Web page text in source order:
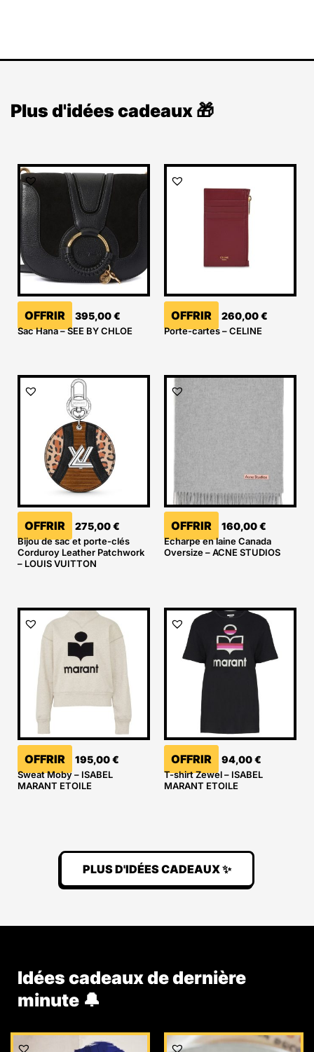
Plus d'idées cadeaux 🎁
OFFRIR 395,00€
Sac Hana – SEE BY CHLOE
OFFRIR 260,00€
Porte-cartes – CELINE
OFFRIR 275,00€
Bijou de sac et porte-clés
Corduroy Leather Patchwork
– LOUIS VUITTON
OFFRIR 160,00€
Echarpe en laine Canada
Oversize – ACNE STUDIOS
OFFRIR 195,00€
Sweat Moby – ISABEL
MARANT ETOILE
OFFRIR 94,00€
T-shirt Zewel – ISABEL
MARANT ETOILE
PLUS D'IDÉES CADEAUX ✨
Idées cadeaux de dernière
minute 🔔